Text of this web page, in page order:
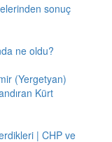
sonuç
ne oldu?
(Yergetyan)
Kürt
| CHP ve